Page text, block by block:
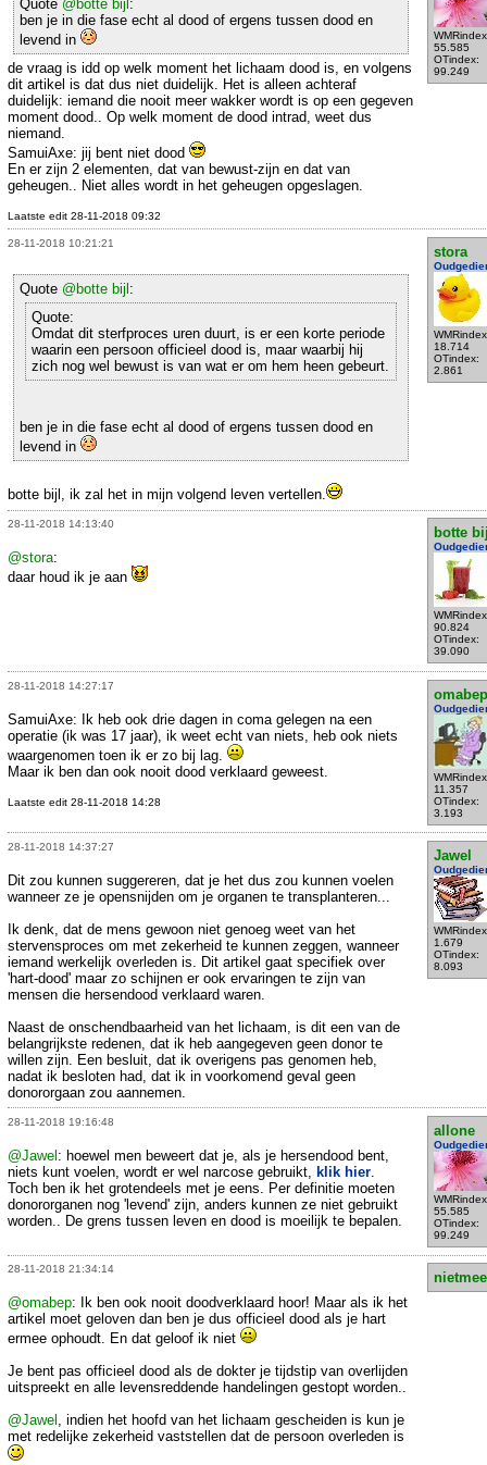
55.585
OTindex:
99.249
Quote @botte bijl:
ben je in die fase echt al dood of ergens tussen dood en
levend in
de vraag is idd op welk moment het lichaam dood is, en volgens
dit artikel is dat dus niet duidelijk. Het is alleen achteraf
duidelijk: iemand die nooit meer wakker wordt is op een gegeven
moment dood.. Op welk moment de dood intrad, weet dus
niemand.
SamuiAxe: jij bent niet dood
En er zijn 2 elementen, dat van bewust-zijn en dat van
geheugen.. Niet alles wordt in het geheugen opgeslagen.
Laatste edit 28-11-2018 09:32
28-11-2018 10:21:21
stora
18.714
OTindex:
2.861
Quote @botte bijl :
Quote:
Omdat dit sterfproces uren duurt, is er een korte periode
waarin een persoon officieel dood is, maar waarbij hij
zich nog wel bewust is van wat er om hem heen gebeurt.
ben je in die fase echt al dood of ergens tussen dood en
levend in
botte bijl, ik zal het in mijn volgend leven vertellen.
28-11-2018 14:13:40
botte
90.824
OTindex:
39.090
@stora:
daar houd ik je aan
28-11-2018 14:27:17
omabep
11.357
OTindex:
3.193
SamuiAxe: Ik heb ook drie dagen in coma gelegen na een
operatie (ik was 17 jaar), ik weet echt van niets, heb ook niets
waargenomen toen ik er zo bij lag.
Maar ik ben dan ook nooit dood verklaard geweest.
Laatste edit 28-11-2018 14:28
28-11-2018 14:37:27
Jawel
1.679
OTindex:
8.093
Dit zou kunnen suggereren, dat je het dus zou kunnen voelen
wanneer ze je opensnijden om je organen te transplanteren...
Ik denk, dat de mens gewoon niet genoeg weet van het
stervensproces om met zekerheid te kunnen zeggen, wanneer
iemand werkelijk overleden is. Dit artikel gaat specifiek over
'hart-dood' maar zo schijnen er ook ervaringen te zijn van
mensen die hersendood verklaard waren.
Naast de onschendbaarheid van het lichaam, is dit een van de
belangrijkste redenen, dat ik heb aangegeven geen donor te
willen zijn. Een besluit, dat ik overigens pas genomen heb,
nadat ik besloten had, dat ik in voorkomend geval geen
donororgaan zou aannemen.
28-11-2018 19:16:48
allone
55.585
OTindex:
99.249
@Jawel : hoewel men beweert dat je, als je hersendood bent,
niets kunt voelen, wordt er wel narcose gebruikt, klik hier.
Toch ben ik het grotendeels met je eens. Per definitie moeten
donororganen nog 'levend' zijn, anders kunnen ze niet gebruikt
worden.. De grens tussen leven en dood is moeilijk te bepalen.
28-11-2018 21:34:14
@omabep: Ik ben ook nooit doodverklaard hoor! Maar als ik het
artikel moet geloven dan ben je dus officieel dood als je hart
ermee ophoudt. En dat geloof ik niet
Je bent pas officieel dood als de dokter je tijdstip van overlijden
uitspreekt en alle levensreddende handelingen gestopt worden..
@Jawel , indien het hoofd van het lichaam gescheiden is kun je
met redelijke zekerheid vaststellen dat de persoon overleden is